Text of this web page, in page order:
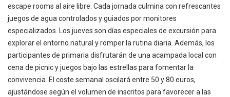
escape rooms al aire libre. Cada jornada culmina con refrescantes
juegos de agua controlados y guiados por monitores
especializados. Los jueves son días especiales de excursión para
explorar el entorno natural y romper la rutina diaria. Además, los
participantes de primaria disfrutarán de una acampada local con
cena de picnic y juegos bajo las estrellas para fomentar la
convivencia. El coste semanal oscilará entre 50 y 80 euros,
ajustándose según el volumen de inscritos para favorecer a las